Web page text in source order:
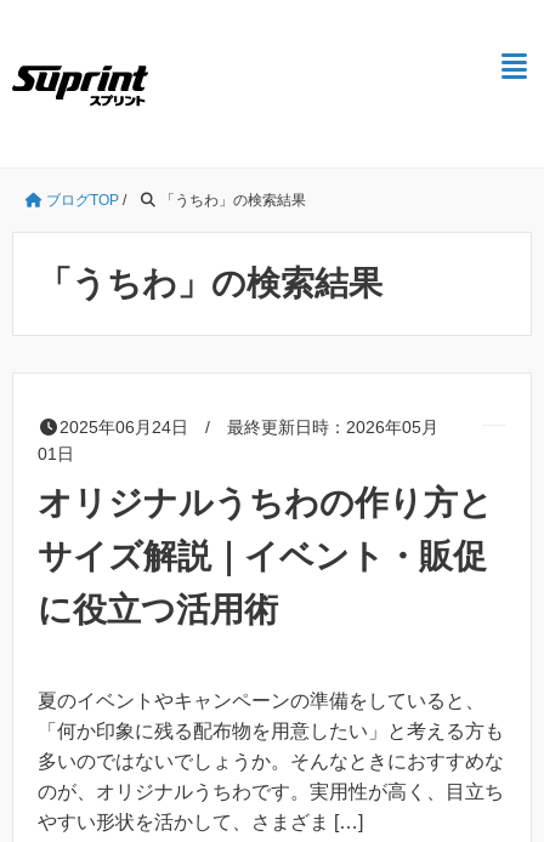
ブログTOP / 「うちわ」の検索結果
「うちわ」の検索結果
2025年06月24日 / 最終更新日時：2026年05月
01日
オリジナルうちわの作り方と
サイズ解説｜イベント・販促
に役立つ活用術
夏のイベントやキャンペーンの準備をしていると、
「何か印象に残る配布物を用意したい」と考える方も
多いのではないでしょうか。そんなときにおすすめな
のが、オリジナルうちわです。実用性が高く、目立ち
やすい形状を活かして、さまざま […]